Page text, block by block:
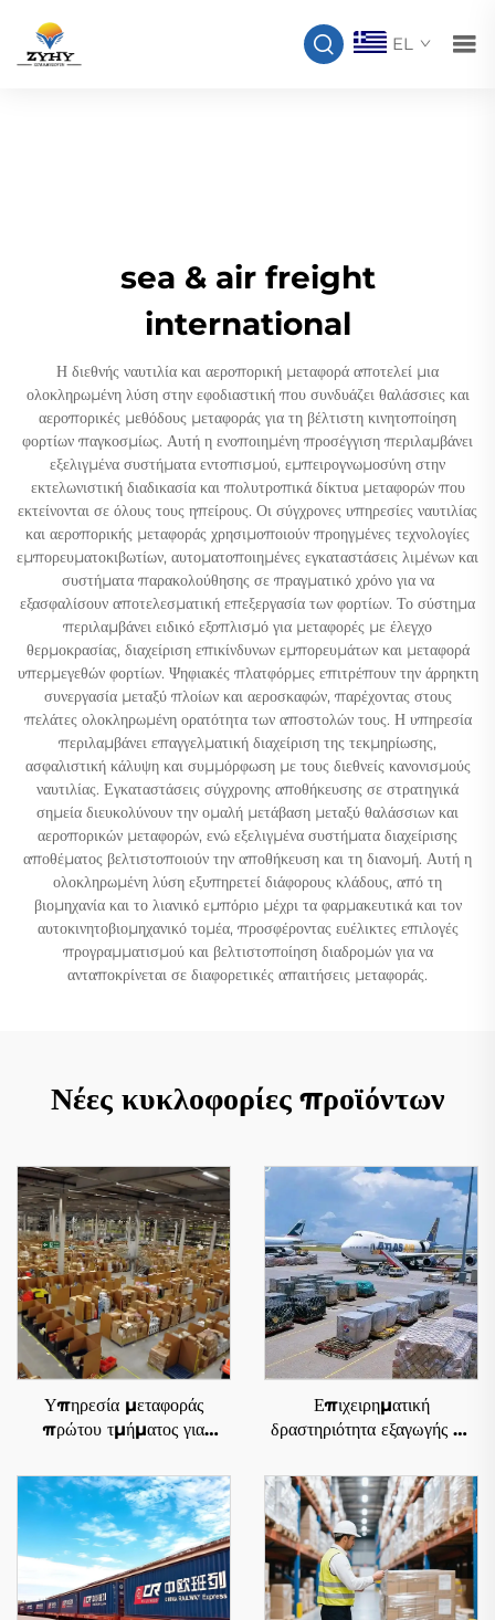
EL
sea & air freight
international
Η διεθνής ναυτιλία και αεροπορική μεταφορά αποτελεί μια
ολοκληρωμένη λύση στην εφοδιαστική που συνδυάζει θαλάσσιες και
αεροπορικές μεθόδους μεταφοράς για τη βέλτιστη κινητοποίηση
φορτίων παγκοσμίως. Αυτή η ενοποιημένη προσέγγιση περιλαμβάνει
εξελιγμένα συστήματα εντοπισμού, εμπειρογνωμοσύνη στην
εκτελωνιστική διαδικασία και πολυτροπικά δίκτυα μεταφορών που
εκτείνονται σε όλους τους ηπείρους. Οι σύγχρονες υπηρεσίες ναυτιλίας
και αεροπορικής μεταφοράς χρησιμοποιούν προηγμένες τεχνολογίες
εμπορευματοκιβωτίων, αυτοματοποιημένες εγκαταστάσεις λιμένων και
συστήματα παρακολούθησης σε πραγματικό χρόνο για να
εξασφαλίσουν αποτελεσματική επεξεργασία των φορτίων. Το σύστημα
περιλαμβάνει ειδικό εξοπλισμό για μεταφορές με έλεγχο
θερμοκρασίας, διαχείριση επικίνδυνων εμπορευμάτων και μεταφορά
υπερμεγεθών φορτίων. Ψηφιακές πλατφόρμες επιτρέπουν την άρρηκτη
συνεργασία μεταξύ πλοίων και αεροσκαφών, παρέχοντας στους
πελάτες ολοκληρωμένη ορατότητα των αποστολών τους. Η υπηρεσία
περιλαμβάνει επαγγελματική διαχείριση της τεκμηρίωσης,
ασφαλιστική κάλυψη και συμμόρφωση με τους διεθνείς κανονισμούς
ναυτιλίας. Εγκαταστάσεις σύγχρονης αποθήκευσης σε στρατηγικά
σημεία διευκολύνουν την ομαλή μετάβαση μεταξύ θαλάσσιων και
αεροπορικών μεταφορών, ενώ εξελιγμένα συστήματα διαχείρισης
αποθέματος βελτιστοποιούν την αποθήκευση και τη διανομή. Αυτή η
ολοκληρωμένη λύση εξυπηρετεί διάφορους κλάδους, από τη
βιομηχανία και το λιανικό εμπόριο μέχρι τα φαρμακευτικά και τον
αυτοκινητοβιομηχανικό τομέα, προσφέροντας ευέλικτες επιλογές
προγραμματισμού και βελτιστοποίηση διαδρομών για να
ανταποκρίνεται σε διαφορετικές απαιτήσεις μεταφοράς.
Νέες κυκλοφορίες προϊόντων
Υπηρεσία μεταφοράς
πρώτου τμήματος για
Επιχειρηματική
δραστηριότητα εξαγωγής με